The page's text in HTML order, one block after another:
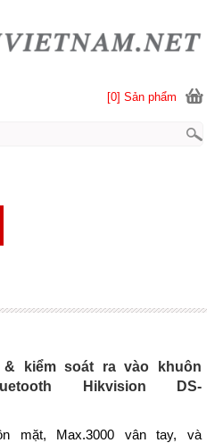
kiểm soát ra vào khuôn
Hikvision DS-
mặt, Max.3000 vân tay, và
[0] Sản phẩm